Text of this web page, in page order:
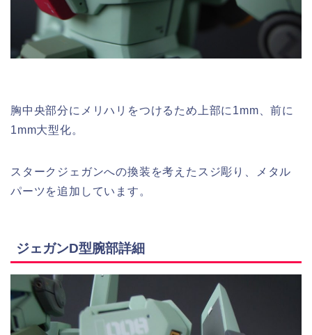
胸中央部分にメリハリをつけるため上部に1mm、前に
1mm大型化。
スタークジェガンへの換装を考えたスジ彫り、メタル
パーツを追加しています。
ジェガンD型腕部詳細